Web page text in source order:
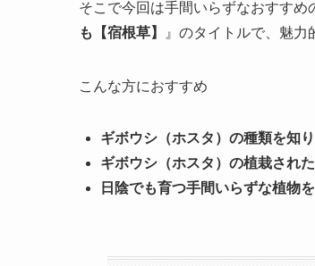
そこで今回は手間いらずなおすすめ
も【宿根草】
』のタイトルで、魅力
こんな方におすすめ
ギボウシ（ホスタ）の種類を知
ギボウシ（ホスタ）の植栽され
日陰でも育つ手間いらずな植物